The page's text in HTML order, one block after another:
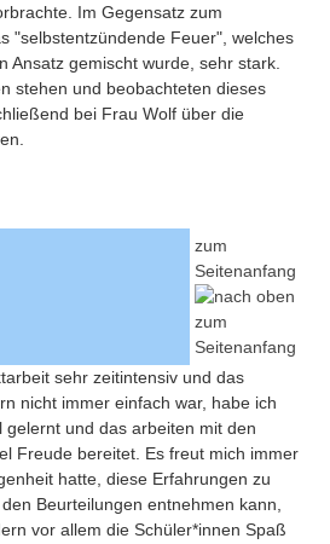
Im Gegensatz zum
"selbstentzündende Feuer", welches
Ansatz gemischt wurde, sehr stark.
stehen und beobachteten dieses
bei Frau Wolf über die
zum
Seitenanfang
sehr zeitintensiv und das
nicht immer einfach war, habe ich
gelernt und das arbeiten mit den
Freude bereitet. Es freut mich immer
hatte, diese Erfahrungen zu
Beurteilungen entnehmen kann,
vor allem die Schüler*innen Spaß